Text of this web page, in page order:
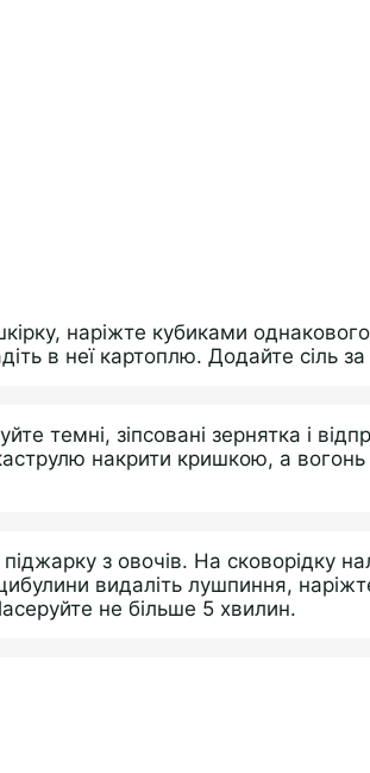
наріжте кубиками однакового
в неї картоплю. Додайте сіль
темні, зіпсовані зернятка і
накрити кришкою, а
з овочів. На сковорідку
цибулини видаліть лушпиння,
не більше 5 хвилин.